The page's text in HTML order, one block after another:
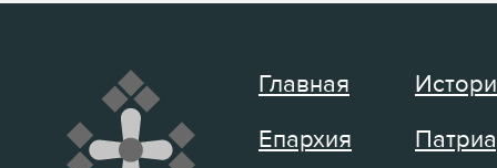
Главная
Епархия